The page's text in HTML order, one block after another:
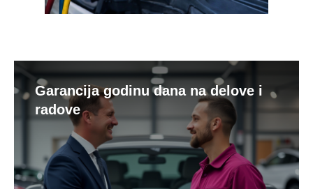
Garancija godinu dana na delove i
radove